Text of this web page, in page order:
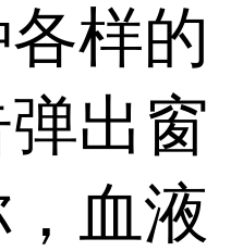
样的
出窗
血液